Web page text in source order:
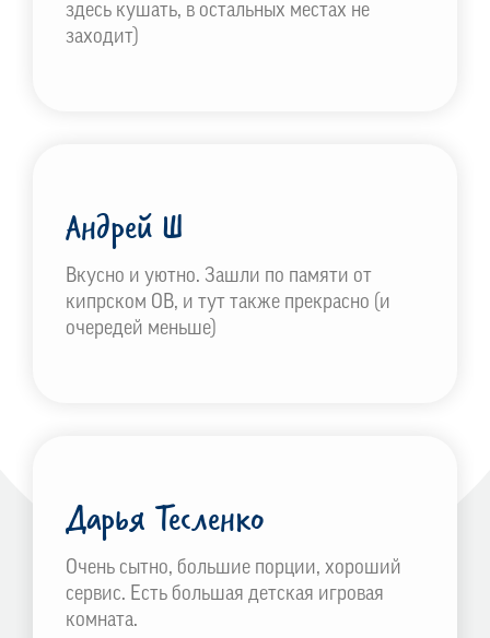
здесь кушать, в остальных местах не
заходит)
Андрей Ш
Вкусно и уютно. Зашли по памяти от
кипрском OB, и тут также прекрасно (и
очередей меньше)
Дарья Тесленко
Очень сытно, большие порции, хороший
сервис. Есть большая детская игровая
комната.